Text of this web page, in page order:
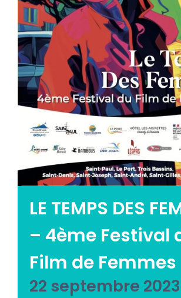
Emploi tourisme
Contact
LE TEMPS DES
– 4ème Festival
Film de Femmes
22 septembre 2023